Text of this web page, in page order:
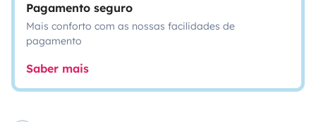
Pagamento seguro
Mais conforto com as nossas facilidades de
pagamento
Saber mais